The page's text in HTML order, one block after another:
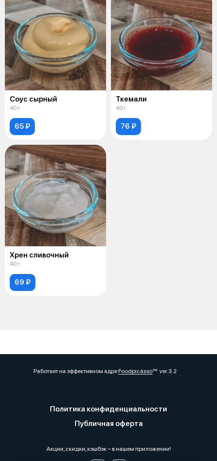
Соус сырный
40 г
65 ₽
Ткемали
40 г
76 ₽
Хрен сливочный
40 г
69 ₽
Работает на эффективном ядреFoodpicássover. 3.2
Политика конфиденциальности
Публичная оферта
Акции, скидки, кэшбэк − в нашем приложении!